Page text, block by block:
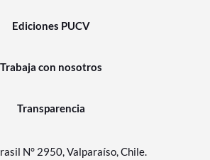
Ediciones PUCV
Trabaja con nosotros
Transparencia
N° 2950, Valparaíso, Chile.